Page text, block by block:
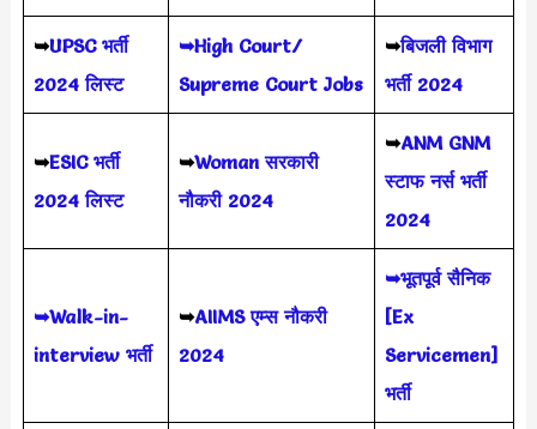
➥UPSC भर्ती
2024 लिस्ट
➥High Court/
Supreme Court Jobs
➥बिजली विभाग
भर्ती 2024
➥ESIC भर्ती
2024 लिस्ट
➥Woman सरकारी
नौकरी 2024
➥ANM GNM
स्टाफ नर्स भर्ती
2024
➥Walk-in-
interview भर्ती
➥AIIMS एम्स नौकरी
2024
➥भूतपूर्व सैनिक
[Ex
Servicemen]
भर्ती